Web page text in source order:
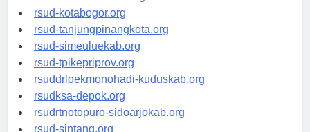
rsud-kotamakassar.org
rsud-kotabogor.org
rsud-tanjungpinangkota.org
rsud-simeuluekab.org
rsud-tpikepriprov.org
rsuddrloekmonohadi-kuduskab.org
rsudksa-depok.org
rsudrtnotopuro-sidoarjokab.org